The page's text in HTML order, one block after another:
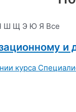
Ш Щ Э Ю Я Все